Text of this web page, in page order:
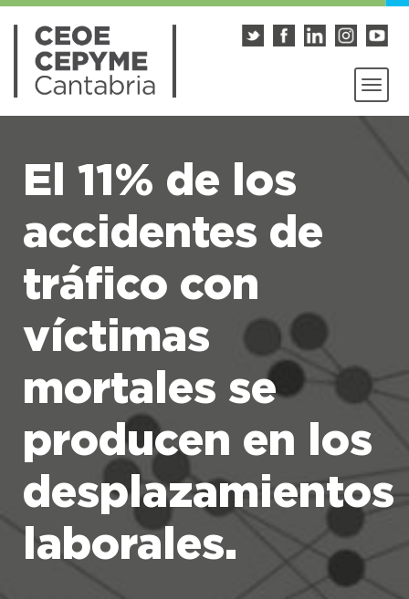
El 11% de los
accidentes de
tráfico con
víctimas
mortales se
producen en los
desplazamientos
laborales.